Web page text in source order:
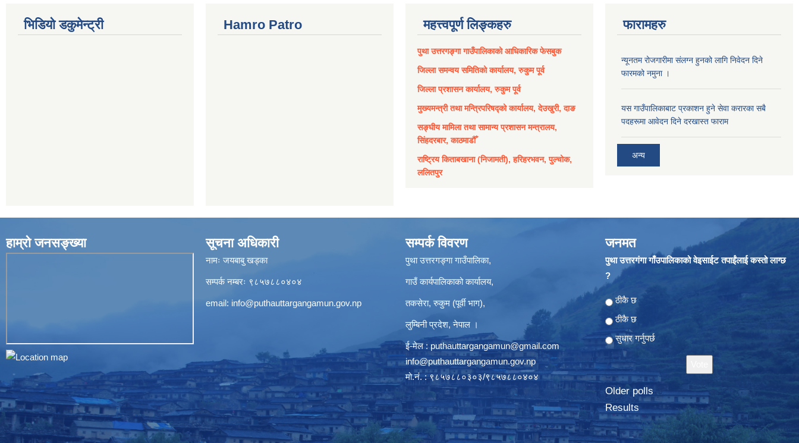
भिडियो डकुमेन्ट्री Hamro Patro महत्त्वपूर्ण लिङ्कहरु
पुथा उत्तरगङ्गा गाउँपालिकाको आधिकारिक फेसबुक
जिल्ला समन्वय समितिको कार्यालय, रुकुम पूर्व
जिल्ला प्रशासन कार्यालय, रुकुम पूर्व
मुख्यमन्त्री तथा मन्त्रिपरिषद्को कार्यालय, देउखुरी, दाङ
सङ्घीय मामिला तथा सामान्य प्रशासन मन्त्रालय,
सिंहदरबार, काठमाडौँ
राष्ट्रिय किताबखाना (निजामती), हरिहरभवन, पुल्चोक,
ललितपुर
फारामहरु
न्यूनतम रोजगारीमा संलग्न हुनको लागि निवेदन दिने
फारमको नमुना ।
यस गाउँपालिकाबाट प्रकाशन हुने सेवा करारका सबै
पदहरूमा आवेदन दिने दरखास्त फाराम
अन्य
हाम्रो जनसङ्ख्या सूचना अधिकारी
नामः जयबाबु खड्का
सम्पर्क नम्बरः ९८५७८८०४०४
email: info@puthauttargangamun.gov.np
सम्पर्क विवरण
पुथा उत्तरगङ्गा गाउँपालिका,
गाउँ कार्यपालिकाको कार्यालय,
तकसेरा, रुकुम (पूर्वी भाग),
लुम्बिनी प्रदेश, नेपाल ।
ई-मेल : puthauttargangamun@gmail.com
info@puthauttargangamun.gov.np
मो.नं. : ९८५७८८०३०३/९८५७८८०४०४
जनमत
पुथा उत्तरगंगा गाँउपालिकाको वेइसाईट तपाईंलाई कस्तो लाग्छ
?
Choices
ठीकै छ
ठीकै छ
सुधार गर्नुपर्छ
Older polls
Results